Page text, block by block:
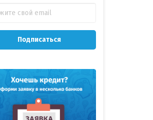
Подписаться